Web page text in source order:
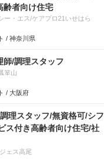
齢者向け住宅
ー・エス/ケアプロ21いせはら
/ 神奈川県
師/調理スタッフ
箪山
/ 大阪府
調理スタッフ/無資格可/シフ
ス付き高齢者向け住宅/社
ェス高尾